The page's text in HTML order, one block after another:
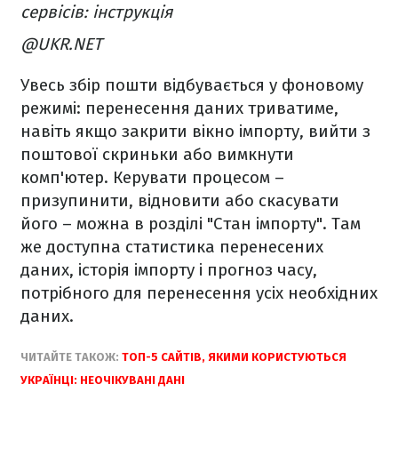
сервісів: інструкція
@UKR.NET
Увесь збір пошти відбувається у фоновому
режимі: перенесення даних триватиме,
навіть якщо закрити вікно імпорту, вийти з
поштової скриньки або вимкнути
комп'ютер. Керувати процесом –
призупинити, відновити або скасувати
його – можна в розділі "Стан імпорту". Там
же доступна статистика перенесених
даних, історія імпорту і прогноз часу,
потрібного для перенесення усіх необхідних
даних.
ЧИТАЙТЕ ТАКОЖ: ТОП-5 САЙТІВ, ЯКИМИ КОРИСТУЮТЬСЯ
УКРАЇНЦІ: НЕОЧІКУВАНІ ДАНІ